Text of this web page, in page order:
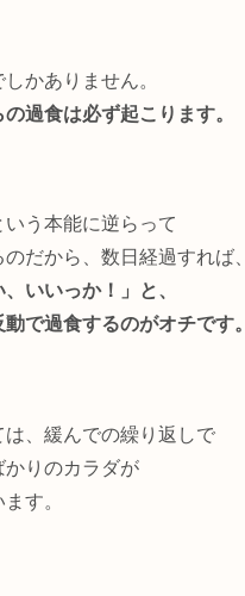
かありません。
過食は必ず起こります。
いう本能に逆らって
だから、数日経過すれば、
、いいっか！」と、
で過食するのがオチです。
は、緩んでの繰り返しで
かりのカラダが
す。